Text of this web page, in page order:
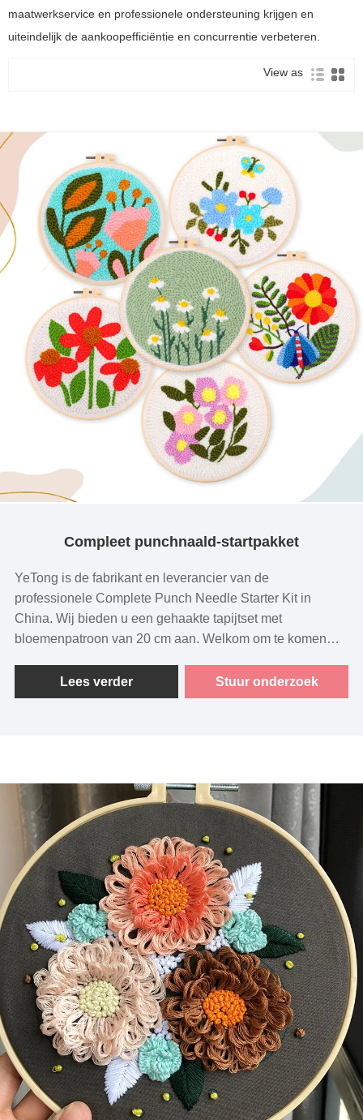
maatwerkservice en professionele ondersteuning krijgen en
uiteindelijk de aankoopefficiëntie en concurrentie verbeteren.
View as
Compleet punchnaald-startpakket
YeTong is de fabrikant en leverancier van de
professionele Complete Punch Needle Starter Kit in
China. Wij bieden u een gehaakte tapijtset met
bloemenpatroon van 20 cm aan. Welkom om te komen
Lees verder
Stuur onderzoek